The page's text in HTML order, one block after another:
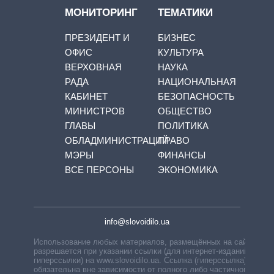
МОНИТОРИНГ
ПРЕЗИДЕНТ И
ОФИС
ВЕРХОВНАЯ
РАДА
КАБИНЕТ
МИНИСТРОВ
ГЛАВЫ
ОБЛАДМИНИСТРАЦИЙ
МЭРЫ
ВСЕ ПЕРСОНЫ
ТЕМАТИКИ
БИЗНЕС
КУЛЬТУРА
НАУКА
НАЦИОНАЛЬНАЯ
БЕЗОПАСНОСТЬ
ОБЩЕСТВО
ПОЛИТИКА
ПРАВО
ФИНАНСЫ
ЭКОНОМИКА
info@slovoidilo.ua
Использование любых материалов, размещённых на сайте,
разрешается при указании ссылки (для интернет-изданий —
гиперссылки) на www.slovoidilo.ua. Ссылка (гиперссылка)
обязательна вне зависимости от полного либо частичного